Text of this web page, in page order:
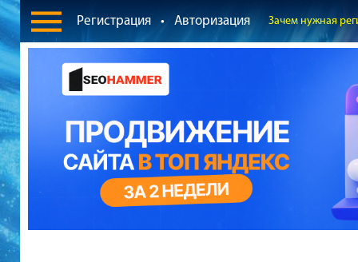
Регистрация • Авторизация Зачем нужная